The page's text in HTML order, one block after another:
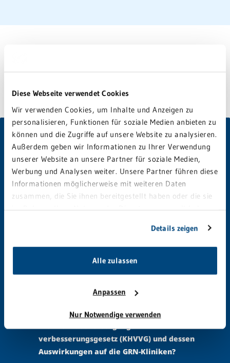
Diese Webseite verwendet Cookies
Wir verwenden Cookies, um Inhalte und Anzeigen zu
personalisieren, Funktionen für soziale Medien anbieten zu
können und die Zugriffe auf unsere Website zu analysieren.
Außerdem geben wir Informationen zu Ihrer Verwendung
unserer Website an unsere Partner für soziale Medien,
Werbung und Analysen weiter. Unsere Partner führen diese
Informationen möglicherweise mit weiteren Daten
zusammen, die Sie ihnen bereitgestellt haben oder die sie
im Rahmen Ihrer Nutzung der Dienste gesammelt haben.
Details zeigen
Alle zulassen
Anpassen
Nur Notwendige verwenden
GRN 4 Future
Bodelschwinghstraße 10
68723 Schwetzingen
Sie haben Fragen zum
verbesserungsgesetz (KHVVG) und dessen
Auswirkungen auf die GRN-Kliniken?